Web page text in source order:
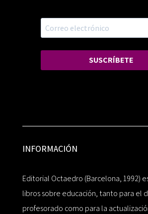
SUSCRÍBETE
INFORMACIÓN
Editorial Octaedro (Barcelona, 1992)
libros sobre educación, tanto para el
profesorado como para la